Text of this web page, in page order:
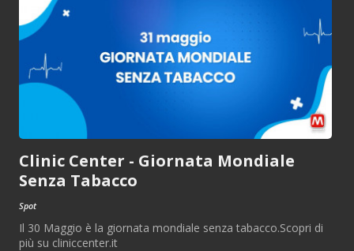
Clinic Center - Giornata Mondiale
Senza Tabacco
Spot
Il 30 Maggio è la giornata mondiale senza tabacco.Scopri di
più su cliniccenter.it